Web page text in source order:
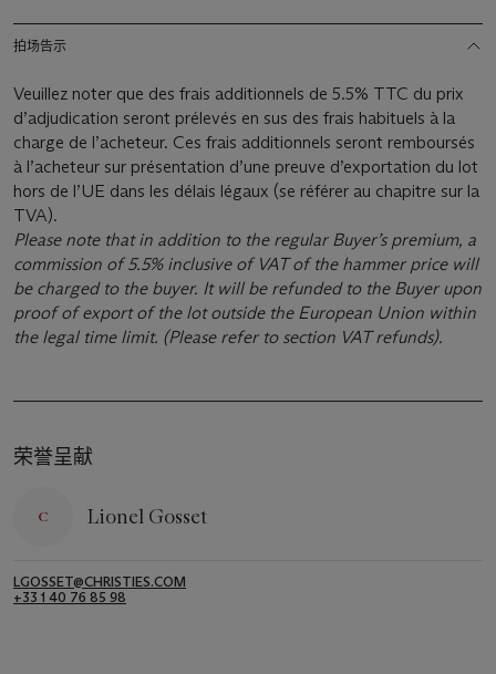
拍场告示
Veuillez noter que des frais additionnels de 5.5% TTC du prix
d’adjudication seront prélevés en sus des frais habituels à la
charge de l’acheteur. Ces frais additionnels seront remboursés
à l’acheteur sur présentation d’une preuve d’exportation du lot
hors de l’UE dans les délais légaux (se référer au chapitre sur la
TVA).
Please note that in addition to the regular Buyer’s premium, a
commission of 5.5% inclusive of VAT of the hammer price will
be charged to the buyer. It will be refunded to the Buyer upon
proof of export of the lot outside the European Union within
the legal time limit. (Please refer to section VAT refunds).
荣誉呈献
Lionel Gosset
LGOSSET@CHRISTIES.COM
+33 1 40 76 85 98